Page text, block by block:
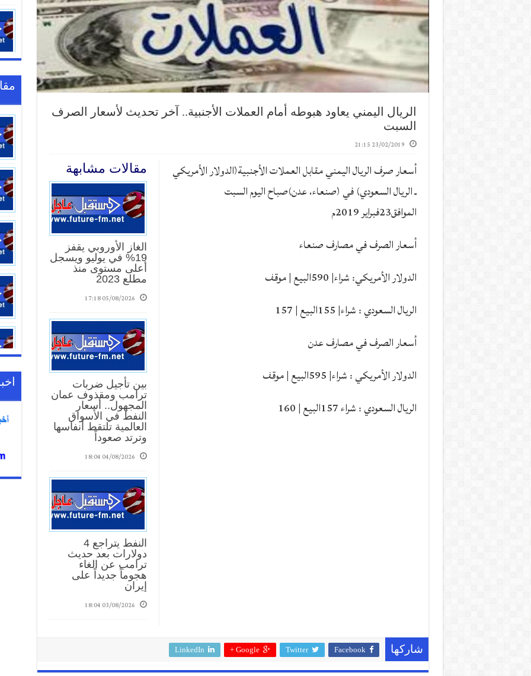
الريال اليمني يعاود هبوطه أمام العملات الأجنبية.. آخر تحديث لأسعار الصرف
السبت
23/02/2019 21:15
مقالات مشابهة
الغاز الأوروبي يقفز
19% في يوليو ويسجل
أعلى مستوى منذ
مطلع 2023
05/08/2026 17:18
بين تأجيل ضربات
ترامب ومقذوف عمان
المجهول.. أسعار
النفط في الأسواق
العالمية تلتقط أنفاسها
وترتد صعوداً
04/08/2026 18:04
النفط يتراجع 4
دولارات بعد حديث
ترامب عن الغاء
هجوماً جديداً على
إيران
03/08/2026 18:04
أسعار صرف الريال اليمني مقابل العملات الأجنبية(الدولار الأمريكي
ـ الريال السعودي) في (صنعاء، عدن)صباح اليوم السبت
الموافق23فبراير 2019م
أسعار الصرف في مصارف صنعاء
الدولار الأمريكي: شراء| 590البيع | موقف
الريال السعودي : شراء| 155البيع | 157
أسعار الصرف في مصارف عدن
الدولار الأمريكي : شراء| 595البيع | موقف
الريال السعودي : شراء 157البيع | 160
شاركها Facebook
Twitter
Google +
LinkedIn